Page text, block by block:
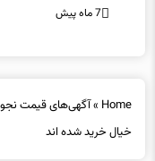
7 ماه پیش
Home
»آگهی‌های قیمت
خیال خرید شده اند